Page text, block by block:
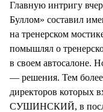
Главную интригу
Буллом» составил
на тренерском
помышлял о
в своем автосалоне.
— решения. Тем
директоров которых
СУШИНСКИЙ, в